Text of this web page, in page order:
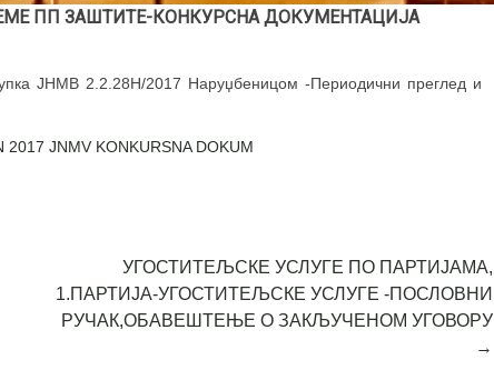
ПП ЗАШТИТЕ-КОНКУРСНА ДОКУМЕНТАЦИЈА
ЈНМВ 2.2.28Н/2017 Наруџбеницом -Периодични преглед и
2017 JNMV KONKURSNA DOKUM
УГОСТИТЕЉСКЕ УСЛУГЕ ПО ПАРТИЈАМА,
1.ПАРТИЈА-УГОСТИТЕЉСКЕ УСЛУГЕ -ПОСЛОВНИ
РУЧАК,ОБАВЕШТЕЊЕ О ЗАКЉУЧЕНОМ УГОВОРУ
→